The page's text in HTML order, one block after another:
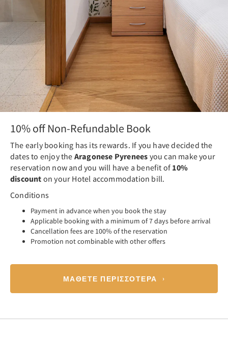
10% off Non-Refundable Book
The early booking has its rewards. If you have decided the
dates to enjoy the Aragonese Pyrenees you can make your
reservation now and you will have a benefit of 10%
discount on your Hotel accommodation bill.
Conditions
Payment in advance when you book the stay
Applicable booking with a minimum of 7 days before arrival
Cancellation fees are 100% of the reservation
Promotion not combinable with other offers
ΜΆΘΕΤΕ ΠΕΡΙΣΣΌΤΕΡΑ